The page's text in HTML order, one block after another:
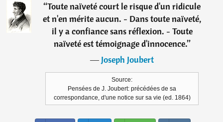
“Toute naïveté court le risque d'un ridicule
et n'en mérite aucun. - Dans toute naïveté,
il y a confiance sans réflexion. - Toute
naïveté est témoignage d'innocence.”
―Joseph Joubert
Source:
Pensées de J. Joubert: précédées de sa
correspondance, d'une notice sur sa vie (ed. 1864)